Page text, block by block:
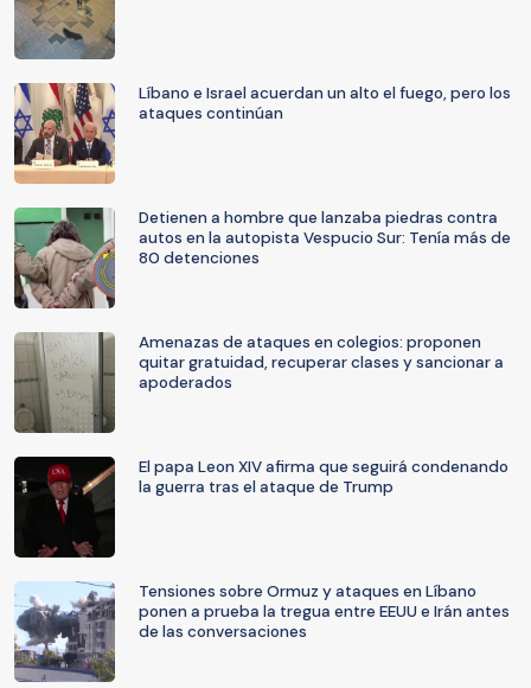
Líbano e Israel acuerdan un alto el fuego, pero los
ataques continúan
Detienen a hombre que lanzaba piedras contra
autos en la autopista Vespucio Sur: Tenía más de
80 detenciones
Amenazas de ataques en colegios: proponen
quitar gratuidad, recuperar clases y sancionar a
apoderados
El papa Leon XIV afirma que seguirá condenando
la guerra tras el ataque de Trump
Tensiones sobre Ormuz y ataques en Líbano
ponen a prueba la tregua entre EEUU e Irán antes
de las conversaciones